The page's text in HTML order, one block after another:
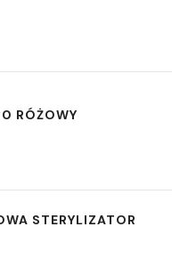
RÓŻOWY
STERYLIZATOR